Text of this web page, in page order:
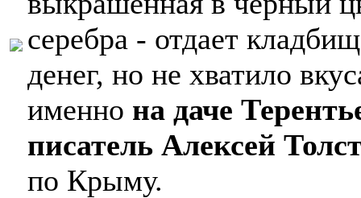
серебра - отдает
денег, но не хватило
именно на даче
писатель Алексей
по Крыму.